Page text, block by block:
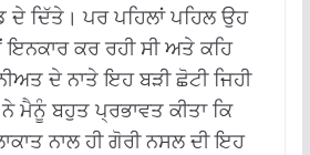
ਦਿੱਤੇ। ਪਰ ਪਹਿਲਾਂ ਪਹਿਲ ਉਹ
ਕਰ ਰਹੀ ਸੀ ਅਤੇ ਕਹਿ
ਦੇ ਨਾਤੇ ਇਹ ਬੜੀ ਛੋਟੀ ਜਿਹੀ
ਮੈਨੂੰ ਬਹੁਤ ਪ੍ਰਭਾਵਤ ਕੀਤਾ ਕਿ
ਨਾਲ ਹੀ ਗੋਰੀ ਨਸਲ ਦੀ ਇਹ